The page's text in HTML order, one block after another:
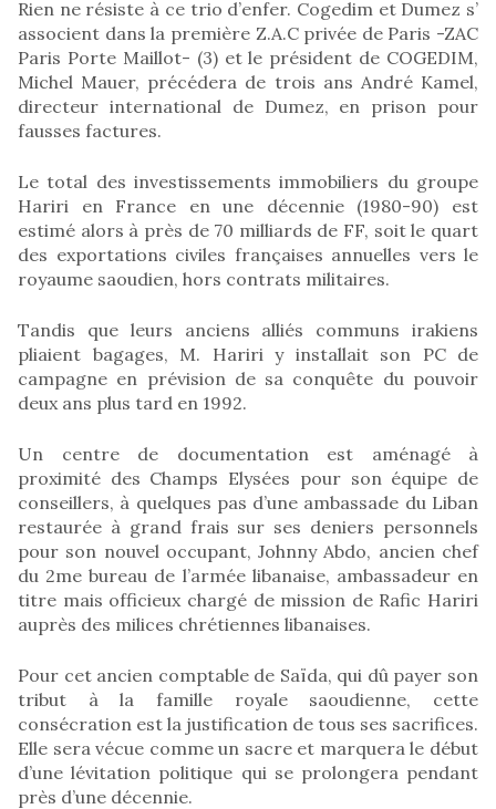
Rien ne résiste à ce trio d’enfer. Cogedim et Dumez s’
associent dans la première Z.A.C privée de Paris -ZAC
Paris Porte Maillot- (3) et le président de COGEDIM,
Michel Mauer, précédera de trois ans André Kamel,
directeur international de Dumez, en prison pour
fausses factures.
Le total des investissements immobiliers du groupe
Hariri en France en une décennie (1980-90) est
estimé alors à près de 70 milliards de FF, soit le quart
des exportations civiles françaises annuelles vers le
royaume saoudien, hors contrats militaires.
Tandis que leurs anciens alliés communs irakiens
pliaient bagages, M. Hariri y installait son PC de
campagne en prévision de sa conquête du pouvoir
deux ans plus tard en 1992.
Un centre de documentation est aménagé à
proximité des Champs Elysées pour son équipe de
conseillers, à quelques pas d’une ambassade du Liban
restaurée à grand frais sur ses deniers personnels
pour son nouvel occupant, Johnny Abdo, ancien chef
du 2me bureau de l’armée libanaise, ambassadeur en
titre mais officieux chargé de mission de Rafic Hariri
auprès des milices chrétiennes libanaises.
Pour cet ancien comptable de Saïda, qui dû payer son
tribut à la famille royale saoudienne, cette
consécration est la justification de tous ses sacrifices.
Elle sera vécue comme un sacre et marquera le début
d’une lévitation politique qui se prolongera pendant
près d’une décennie.